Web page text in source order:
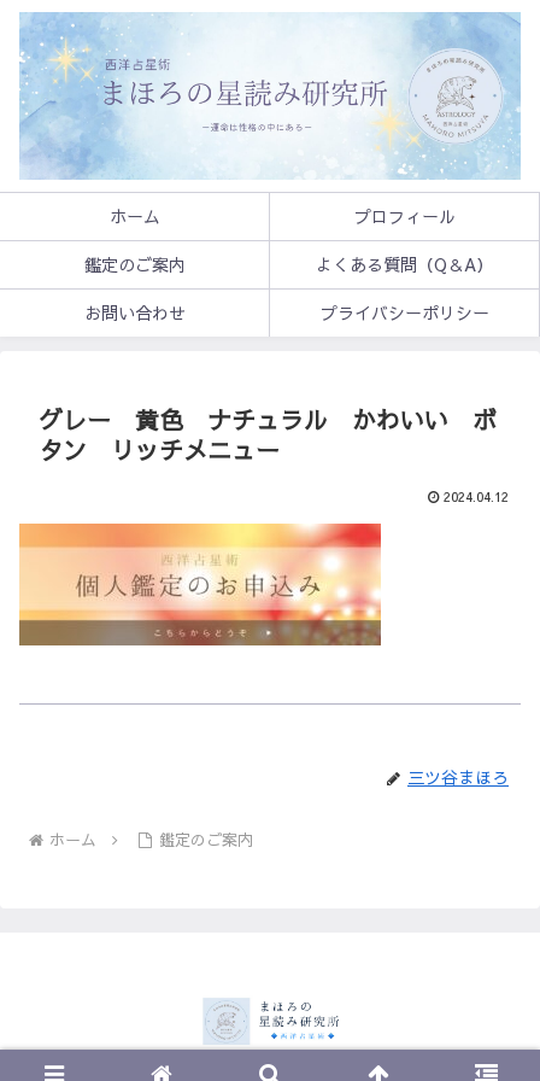
ホーム
プロフィール
鑑定のご案内
よくある質問（Q＆A）
お問い合わせ
プライバシーポリシー
グレー 黄色 ナチュラル かわいい ボ
タン リッチメニュー
2024.04.12
三ツ谷まほろ
ホーム 鑑定のご案内
© 2023 まほろの星読み研究所.